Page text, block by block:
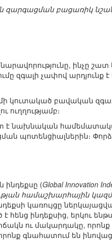
զարգացման բացառիկ
ինչը շատ
զգալի չափով արդյունք
կուտակած բավական
է նախնական
պոտենցիալներին։
(Global Innovation
համաշխարհային
կառույցը
ինդեքսից, երկու
ու մակարդակը, որոնք
գնահատում են